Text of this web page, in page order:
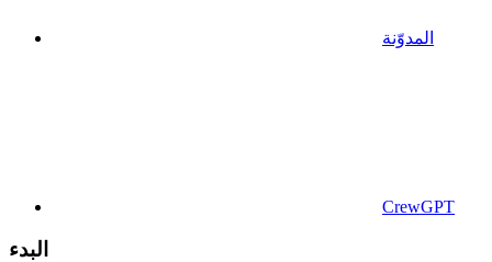
المدوّنة
CrewGPT
البدء